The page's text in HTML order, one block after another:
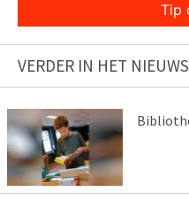
Tip
VERDER IN HET